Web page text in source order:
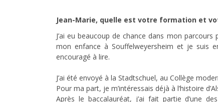
Jean-Marie, quelle est votre formation et
J’ai eu beaucoup de chance dans mon
mon enfance à Souffelweyersheim et je suis
encouragé à lire.
J’ai été envoyé à la Stadtschuel, au Collège
Pour ma part, je m’intéressais déjà à l’histoire
Après le baccalauréat, j’ai fait partie d’une